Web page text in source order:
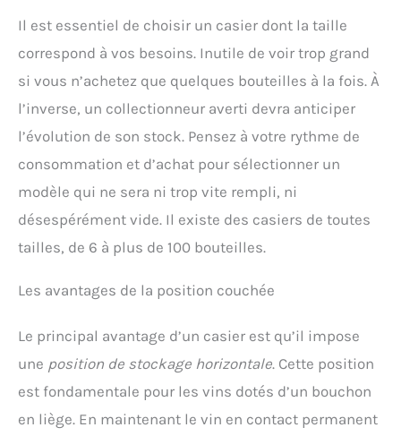
Il est essentiel de choisir un casier dont la taille
correspond à vos besoins. Inutile de voir trop grand
si vous n’achetez que quelques bouteilles à la fois. À
l’inverse, un collectionneur averti devra anticiper
l’évolution de son stock. Pensez à votre rythme de
consommation et d’achat pour sélectionner un
modèle qui ne sera ni trop vite rempli, ni
désespérément vide. Il existe des casiers de toutes
tailles, de 6 à plus de 100 bouteilles.
Les avantages de la position couchée
Le principal avantage d’un casier est qu’il impose
une position de stockage horizontale. Cette position
est fondamentale pour les vins dotés d’un bouchon
en liège. En maintenant le vin en contact permanent